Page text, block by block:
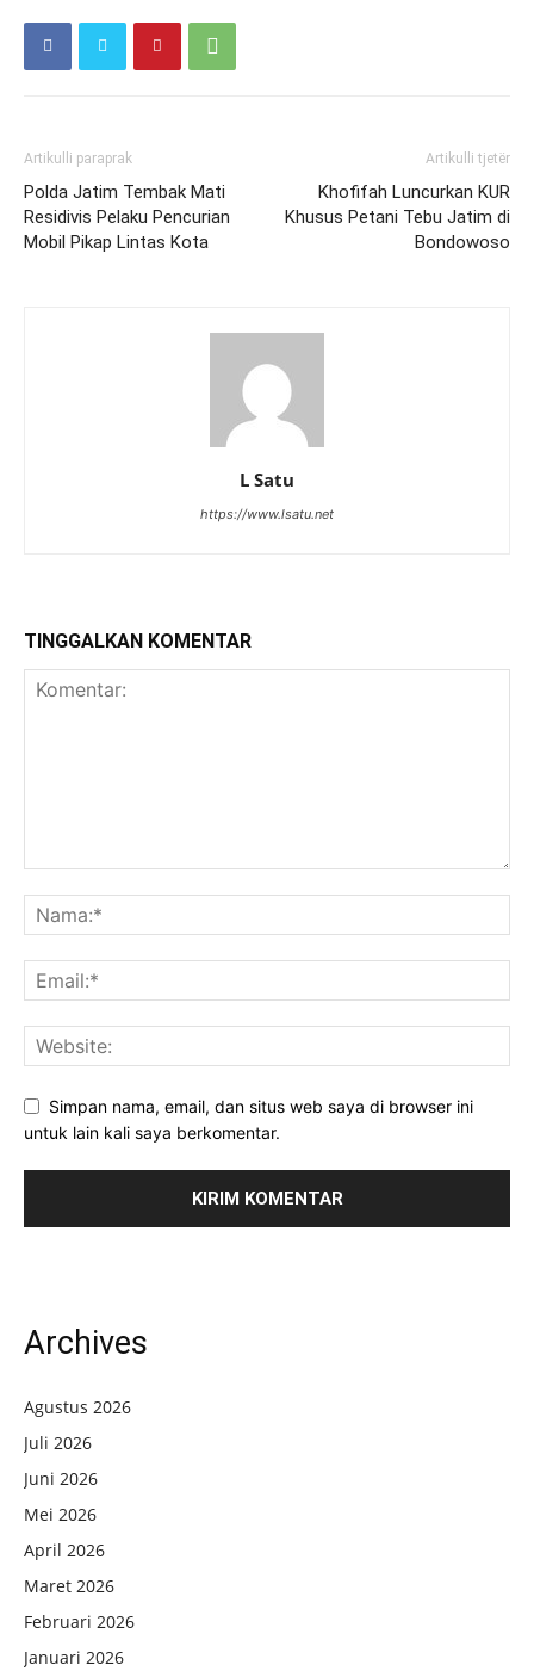
Artikulli paraprak
Polda Jatim Tembak Mati
Residivis Pelaku Pencurian
Mobil Pikap Lintas Kota
Artikulli tjetër
Khofifah Luncurkan KUR
Khusus Petani Tebu Jatim di
Bondowoso
L Satu
https://www.lsatu.net
TINGGALKAN KOMENTAR
Simpan nama, email, dan situs web saya di browser ini
untuk lain kali saya berkomentar.
Archives
Agustus 2026
Juli 2026
Juni 2026
Mei 2026
April 2026
Maret 2026
Februari 2026
Januari 2026